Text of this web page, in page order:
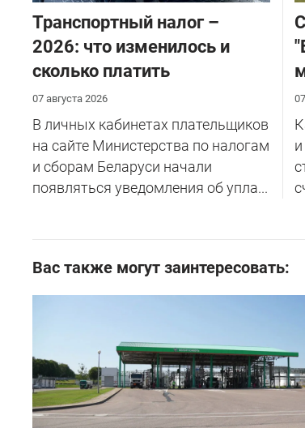
Транспортный налог –
2026: что изменилось и
сколько платить
07 августа 2026
В личных кабинетах плательщиков
на сайте Министерства по налогам
и сборам Беларуси начали
появляться уведомления об упла...
Вас также могут заинтересовать: